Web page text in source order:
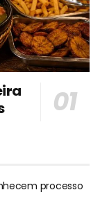
processo